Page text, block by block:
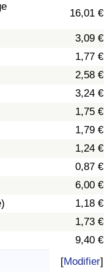
16,01 €
3,09 €
1,77 €
2,58 €
3,24 €
1,75 €
1,79 €
1,24 €
0,87 €
6,00 €
1,18 €
1,73 €
9,40 €
[Modifier]